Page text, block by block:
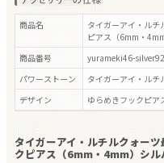
タイガーアイ・ルチルクォー
クピアス（6mm・4mm）シ
商品名
タイガーアイ・ルチ
ピアス（6mm・
商品番号
yurameki46-
パワーストーン
タイガーアイ・ルチ
デザイン
ゆらめきフックピ